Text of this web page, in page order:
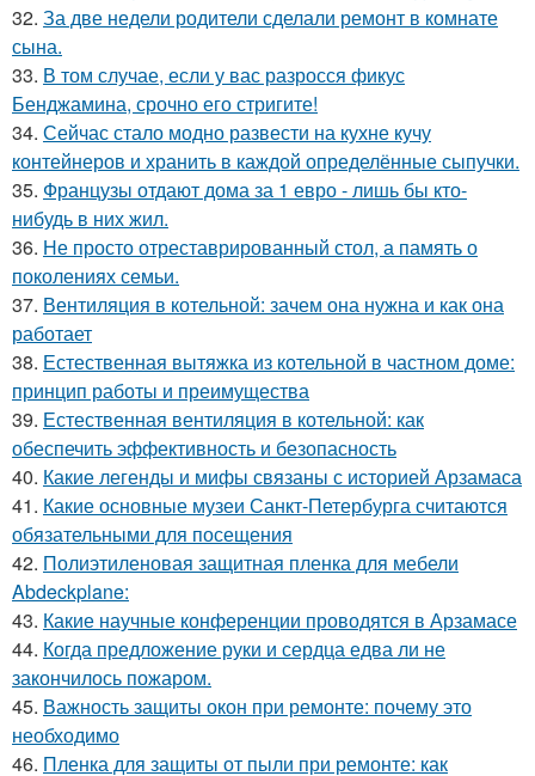
32. За две недели родители сделали ремонт в комнате
сына.
33. В том случае, если у вас разросся фикус
Бенджамина, срочно его стригите!
34. Сейчас стало модно развести на кухне кучу
контейнеров и хранить в каждой определённые сыпучки.
35. Французы отдают дома за 1 евро - лишь бы кто-
нибудь в них жил.
36. Не просто отреставрированный стол, а память о
поколениях семьи.
37. Вентиляция в котельной: зачем она нужна и как она
работает
38. Естественная вытяжка из котельной в частном доме:
принцип работы и преимущества
39. Естественная вентиляция в котельной: как
обеспечить эффективность и безопасность
40. Какие легенды и мифы связаны с историей Арзамаса
41. Какие основные музеи Санкт-Петербурга считаются
обязательными для посещения
42. Полиэтиленовая защитная пленка для мебели
Abdeckplane:
43. Какие научные конференции проводятся в Арзамасе
44. Когда предложение руки и сердца едва ли не
закончилось пожаром.
45. Важность защиты окон при ремонте: почему это
необходимо
46. Пленка для защиты от пыли при ремонте: как